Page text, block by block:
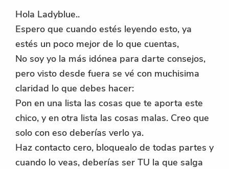
Hola Ladyblue..
Espero que cuando estés leyendo esto, ya
estés un poco mejor de lo que cuentas,
No soy yo la más idónea para darte consejos,
pero visto desde fuera se vé con muchisima
claridad lo que debes hacer:
Pon en una lista las cosas que te aporta este
chico, y en otra lista las cosas malas. Creo que
solo con eso deberías verlo ya.
Haz contacto cero, bloquealo de todas partes y
cuando lo veas, deberías ser TU la que salga